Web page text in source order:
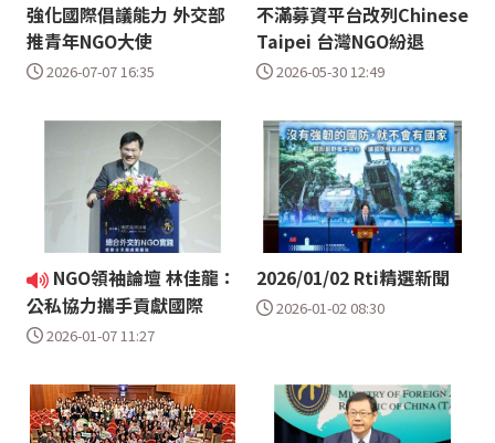
強化國際倡議能力 外交部
推青年NGO大使
2026-07-07 16:35
不滿募資平台改列Chinese
Taipei 台灣NGO紛退
2026-05-30 12:49
NGO領袖論壇 林佳龍：
公私協力攜手貢獻國際
2026-01-07 11:27
2026/01/02 Rti精選新聞
2026-01-02 08:30